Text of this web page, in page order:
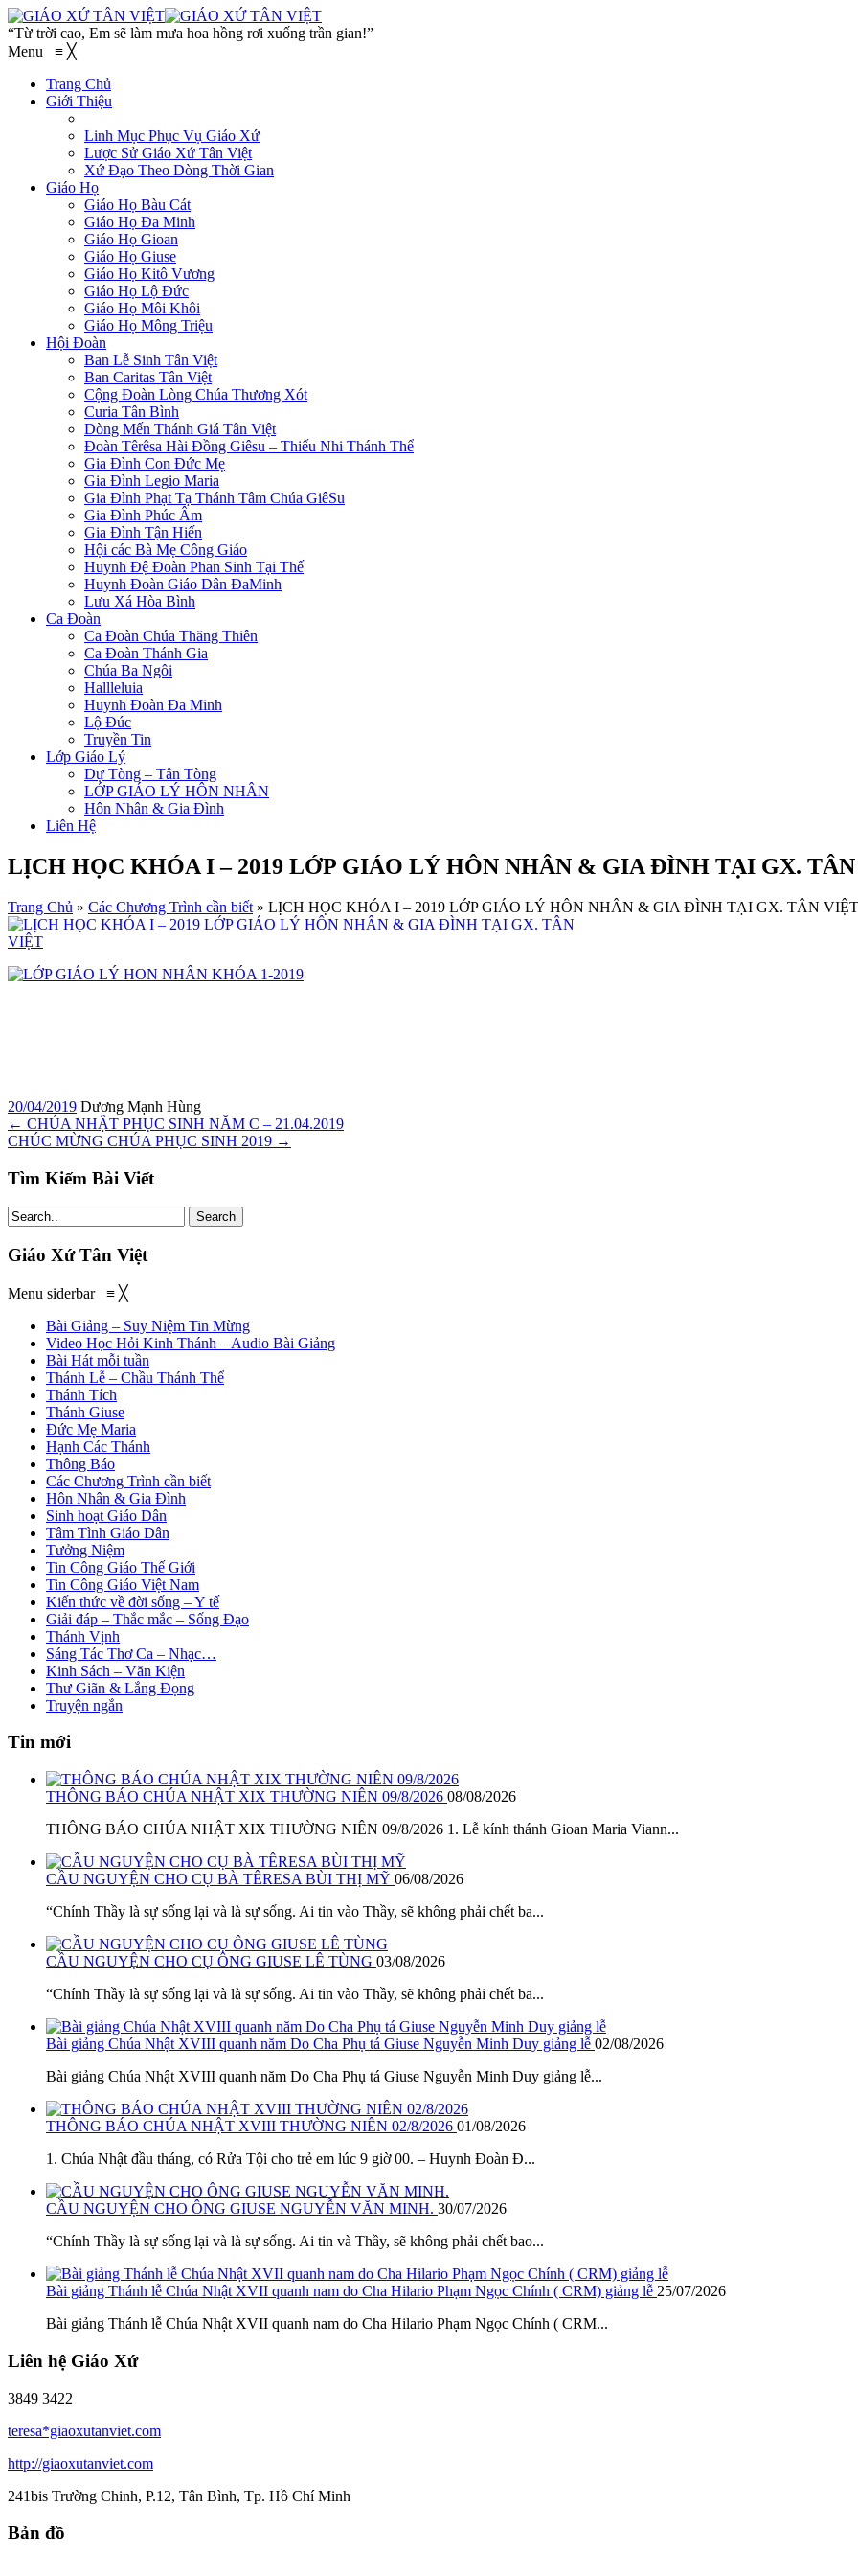
“Từ trời cao, Em sẽ làm mưa hoa hồng rơi xuống trần gian!”
Menu ≡ ╳
Trang Chủ
Giới Thiệu
Linh Mục Phục Vụ Giáo Xứ
Lược Sử Giáo Xứ Tân Việt
Xứ Đạo Theo Dòng Thời Gian
Giáo Họ
Giáo Họ Bàu Cát
Giáo Họ Đa Minh
Giáo Họ Gioan
Giáo Họ Giuse
Giáo Họ Kitô Vương
Giáo Họ Lộ Đức
Giáo Họ Môi Khôi
Giáo Họ Mông Triệu
Hội Đoàn
Ban Lễ Sinh Tân Việt
Ban Caritas Tân Việt
Cộng Đoàn Lòng Chúa Thương Xót
Curia Tân Bình
Dòng Mến Thánh Giá Tân Việt
Đoàn Têrêsa Hài Đồng Giêsu – Thiếu Nhi Thánh Thể
Gia Đình Con Đức Mẹ
Gia Đình Legio Maria
Gia Đình Phạt Tạ Thánh Tâm Chúa GiêSu
Gia Đình Phúc Âm
Gia Đình Tận Hiến
Hội các Bà Mẹ Công Giáo
Huynh Đệ Đoàn Phan Sinh Tại Thế
Huynh Đoàn Giáo Dân ĐaMinh
Lưu Xá Hòa Bình
Ca Đoàn
Ca Đoàn Chúa Thăng Thiên
Ca Đoàn Thánh Gia
Chúa Ba Ngôi
Hallleluia
Huynh Đoàn Đa Minh
Lộ Đúc
Truyền Tin
Lớp Giáo Lý
Dự Tòng – Tân Tòng
LỚP GIÁO LÝ HÔN NHÂN
Hôn Nhân & Gia Đình
Liên Hệ
LỊCH HỌC KHÓA I – 2019 LỚP GIÁO LÝ HÔN NHÂN & GIA ĐÌNH TẠI GX.
Trang Chủ » Các Chương Trình cần biết » LỊCH HỌC KHÓA I – 2019 LỚP GIÁO LÝ HÔN NHÂN & GIA ĐÌNH TẠI GX. TÂN VIỆT
20/04/2019 Dương Mạnh Hùng
← CHÚA NHẬT PHỤC SINH NĂM C – 21.04.2019
CHÚC MỪNG CHÚA PHỤC SINH 2019 →
Tìm Kiếm Bài Viết
Search
Giáo Xứ Tân Việt
Menu siderbar ≡ ╳
Bài Giảng – Suy Niệm Tin Mừng
Video Học Hỏi Kinh Thánh – Audio Bài Giảng
Bài Hát mỗi tuần
Thánh Lễ – Chầu Thánh Thể
Thánh Tích
Thánh Giuse
Đức Mẹ Maria
Hạnh Các Thánh
Thông Báo
Các Chương Trình cần biết
Hôn Nhân & Gia Đình
Sinh hoạt Giáo Dân
Tâm Tình Giáo Dân
Tưởng Niệm
Tin Công Giáo Thế Giới
Tin Công Giáo Việt Nam
Kiến thức về đời sống – Y tế
Giải đáp – Thắc mắc – Sống Đạo
Thánh Vịnh
Sáng Tác Thơ Ca – Nhạc…
Kinh Sách – Văn Kiện
Thư Giãn & Lắng Đọng
Truyện ngắn
Tin mới
THÔNG BÁO CHÚA NHẬT XIX THƯỜNG NIÊN 09/8/2026 08/08/2026
THÔNG BÁO CHÚA NHẬT XIX THƯỜNG NIÊN 09/8/2026 1. Lễ kính thánh Gioan Maria Viann...
CẦU NGUYỆN CHO CỤ BÀ TÊRESA BÙI THỊ MỸ 06/08/2026
“Chính Thầy là sự sống lại và là sự sống. Ai tin vào Thầy, sẽ không phải chết ba...
CẦU NGUYỆN CHO CỤ ÔNG GIUSE LÊ TÙNG 03/08/2026
“Chính Thầy là sự sống lại và là sự sống. Ai tin vào Thầy, sẽ không phải chết ba...
Bài giảng Chúa Nhật XVIII quanh năm Do Cha Phụ tá Giuse Nguyễn Minh Duy giảng lễ 02/08/2026
Bài giảng Chúa Nhật XVIII quanh năm Do Cha Phụ tá Giuse Nguyễn Minh Duy giảng lễ...
THÔNG BÁO CHÚA NHẬT XVIII THƯỜNG NIÊN 02/8/2026 01/08/2026
1. Chúa Nhật đầu tháng, có Rửa Tội cho trẻ em lúc 9 giờ 00. – Huynh Đoàn Đ...
CẦU NGUYỆN CHO ÔNG GIUSE NGUYỄN VĂN MINH. 30/07/2026
“Chính Thầy là sự sống lại và là sự sống. Ai tin và Thầy, sẽ không phải chết bao...
Bài giảng Thánh lễ Chúa Nhật XVII quanh nam do Cha Hilario Phạm Ngọc Chính ( CRM) giảng lễ 25/07/2026
Bài giảng Thánh lễ Chúa Nhật XVII quanh nam do Cha Hilario Phạm Ngọc Chính ( CRM...
Liên hệ Giáo Xứ
3849 3422
teresa*giaoxutanviet.com
http://giaoxutanviet.com
241bis Trường Chinh, P.12, Tân Bình, Tp. Hồ Chí Minh
Bản đồ